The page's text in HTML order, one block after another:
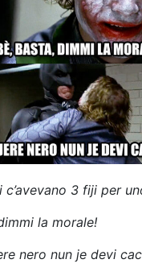
c’avevano 3 fiji per
la morale!
nero nun je devi